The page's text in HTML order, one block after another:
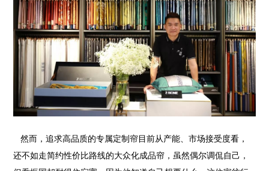
然而，追求高品质的专属定制帘目前从产能、市场接受度看，
还不如走简约性价比路线的大众化成品帘，虽然偶尔调侃自己，